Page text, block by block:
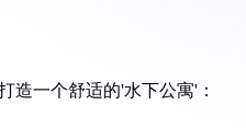
造一个舒适的'水下公寓'：